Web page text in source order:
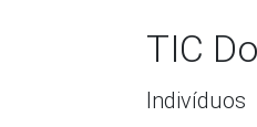
TIC
Indivíduos